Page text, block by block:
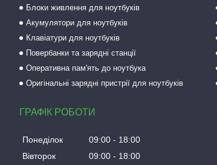
Блоки живлення для ноутбуків
Акумулятори для ноутбуків
Клавіатури для ноутбуків
Повербанки та зарядні станції
Оперативна пам'ять до ноутбука
Оригінальні зарядні пристрії для ноутбуків
ГРАФІК РОБОТИ
Понеділок 09:00
18:00
Вівторок
09:00
18:00